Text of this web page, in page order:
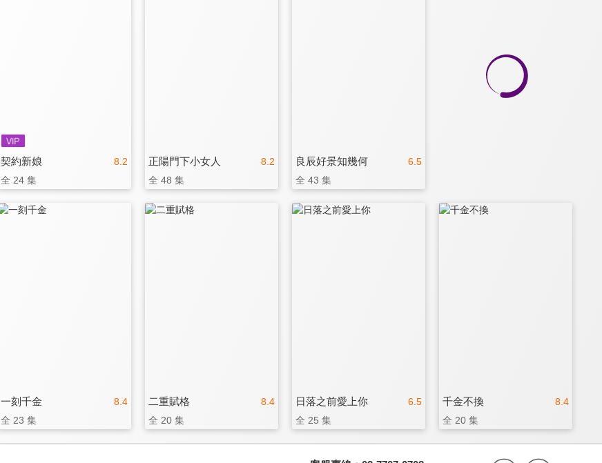
8.2
契約新娘
全 24 集
8.2
正陽門下小女人
全 48 集
6.5
良辰好景知幾何
全 43 集
8.4
一刻千金
全 23 集
8.4
二重賦格
全 20 集
6.5
日落之前愛上你
全 25 集
8.4
千金不換
全 20 集